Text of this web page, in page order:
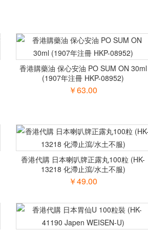
香港購藥油 保心安油 PO SUM ON 30ml
(1907年注冊 HKP-08952)
￥63.00
香港代購 日本喇叭牌正露丸100粒 (HK-
13218 化滯止瀉/水土不服)
￥49.00